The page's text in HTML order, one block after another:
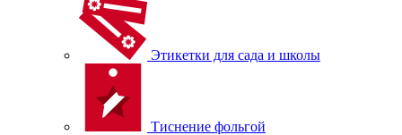
Этикетки для сада и школы
Тиснение фольгой